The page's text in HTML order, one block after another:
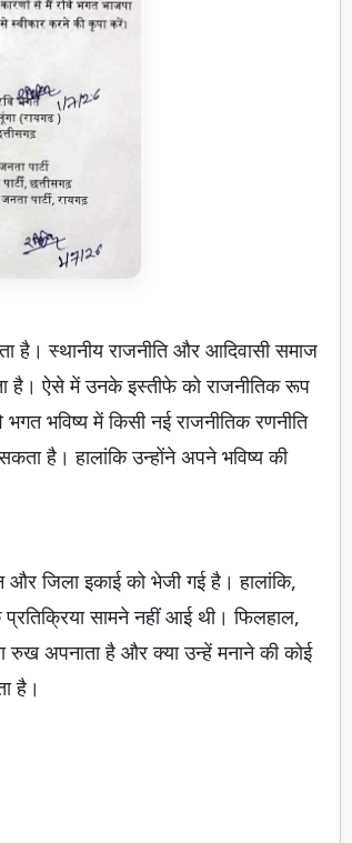
है। स्थानीय राजनीति और आदिवासी समाज
है। ऐसे में उनके इस्तीफे को राजनीतिक रूप
भगत भविष्य में किसी नई राजनीतिक रणनीति
है। हालांकि उन्होंने अपने भविष्य की
और जिला इकाई को भेजी गई है। हालांकि,
सामने नहीं आई थी। फिलहाल,
रुख अपनाता है और क्या उन्हें मनाने की कोई
है।